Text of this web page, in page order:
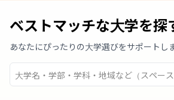
ベストマッチな大学を探
あなたにぴったりの大学選びをサポートし